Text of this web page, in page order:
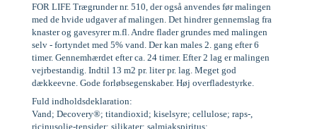
FOR LIFE Trægrunder nr. 510, der også anvendes før malingen
med de hvide udgaver af malingen. Det hindrer gennemslag fra
knaster og gavesyrer m.fl. Andre flader grundes med malingen
selv - fortyndet med 5% vand. Der kan males 2. gang efter 6
timer. Gennemhærdet efter ca. 24 timer. Efter 2 lag er malingen
vejrbestandig. Indtil 13 m2 pr. liter pr. lag. Meget god
dækkeevne. Gode forløbsegenskaber. Høj overfladestyrke.
Fuld indholdsdeklaration:
Vand; Decovery®; titandioxid; kiselsyre; cellulose; raps-,
ricinusolie-tensider; silikater; salmiakspiritus;